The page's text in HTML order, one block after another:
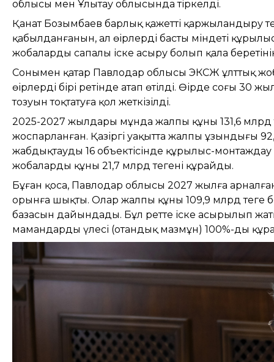
облысы мен Ұлытау облысында тіркелді.
Қанат Бозымбаев барлық қажетті қаржыландыру
қабылданғанын, ал өңірлердің басты міндеті
жобаларды сапалы іске асыру болып қала беретінін
Сонымен қатар Павлодар облысы ЭКСЖ ұлттық
өңірлердің бірі ретінде атап өтілді. Өңірде
тозуын тоқтатуға қол жеткізілді.
2025-2027 жылдары мұнда жалпы құны 131,6 млрд
жоспарланған. Қазіргі уақытта жалпы ұзындығы
жабдықтаудың 16 объектісінде құрылыс-
жобалардың құны 21,7 млрд теңгені құрайды.
Бұған қоса, Павлодар облысы 2027 жылға
орынға шықты. Олар жалпы құны 109,9 млрд теңге
базасын дайындады. Бұл ретте іске асырылып
мамандардың үлесі (отандық мазмұн) 100%-ды